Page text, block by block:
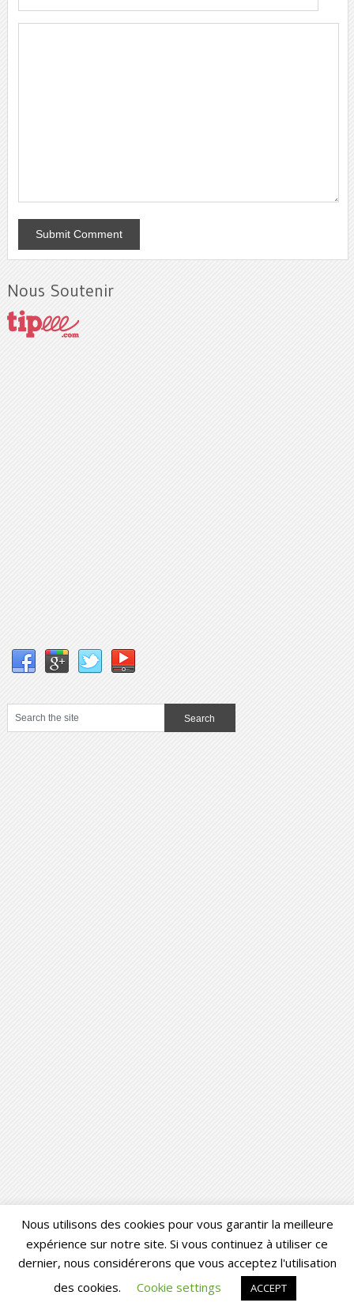
Nous Soutenir
Nous utilisons des cookies pour vous garantir la meilleure
expérience sur notre site. Si vous continuez à utiliser ce
dernier, nous considérerons que vous acceptez l'utilisation
des cookies.
Cookie settings ACCEPT